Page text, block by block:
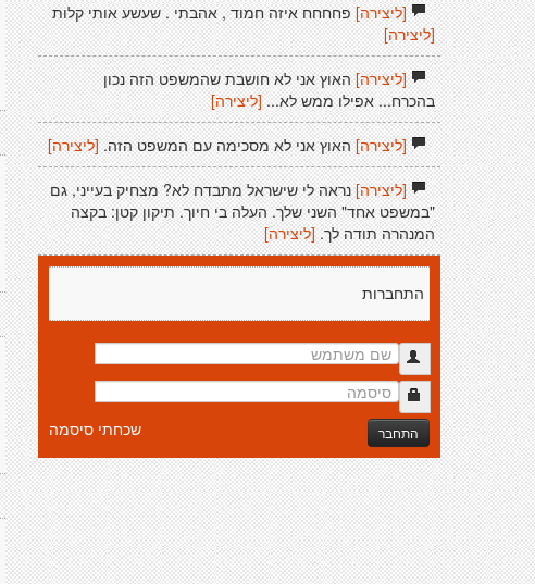
[ליצירה]פחחחח איזה חמוד , אהבתי . שעשע אותי קלות
[ליצירה]
[ליצירה]האוץ אני לא חושבת שהמשפט הזה נכון
בהכרח... אפילו ממש לא... [ליצירה]
[ליצירה]האוץ אני לא מסכימה עם המשפט הזה. [ליצירה]
[ליצירה]נראה לי שישראל מתבדח לא? מצחיק בעייני, גם
"במשפט אחד" השני שלך. העלה בי חיוך. תיקון קטן: בקצה
המנהרה תודה לך. [ליצירה]
התחברות
התחבר שכחתי סיסמה